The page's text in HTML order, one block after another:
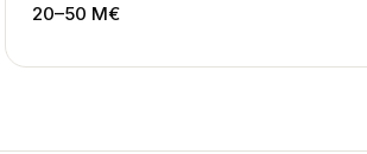
20–50 M€